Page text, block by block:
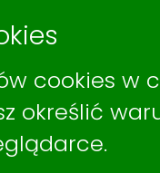
cookies w
określić